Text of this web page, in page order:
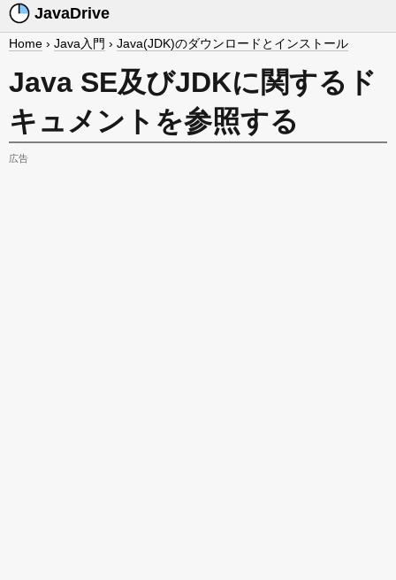
JavaDrive
Home › Java入門 › Java(JDK)のダウンロードとインストール
Java SE及びJDKに関するド
キュメントを参照する
広告